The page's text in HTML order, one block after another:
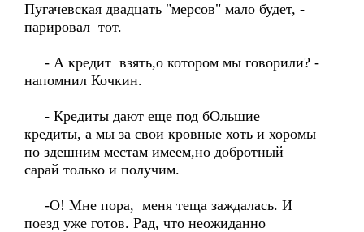
Пугачевская двадцать "мерсов" мало будет, -
парировал тот.
- А кредит взять,о котором мы говорили? -
напомнил Кочкин.
- Кредиты дают еще под бОльшие
кредиты, а мы за свои кровные хоть и хоромы
по здешним местам имеем,но добротный
сарай только и получим.
-О! Мне пора, меня теща заждалась. И
поезд уже готов. Рад, что неожиданно